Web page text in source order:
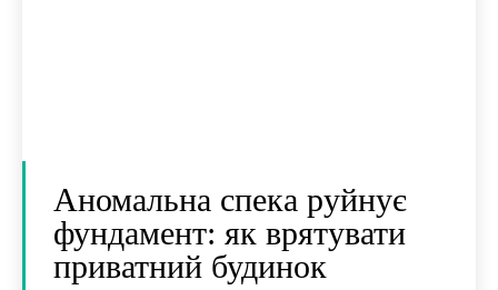
Аномальна спека руйнує
фундамент: як врятувати
приватний будинок